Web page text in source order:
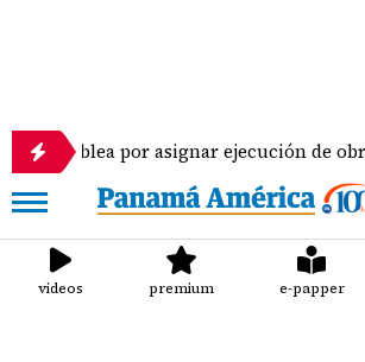
asignar ejecución de obras a diputados
videos premium e-papper